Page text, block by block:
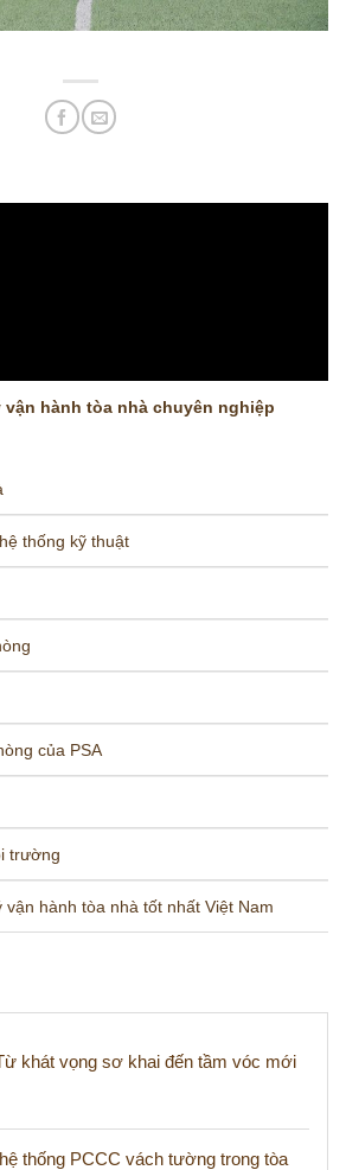
vận hành tòa nhà chuyên nghiệp
thống kỹ thuật
của PSA
trường
vận hành tòa nhà tốt nhất Việt Nam
khát vọng sơ khai đến tầm vóc mới
thống PCCC vách tường trong tòa